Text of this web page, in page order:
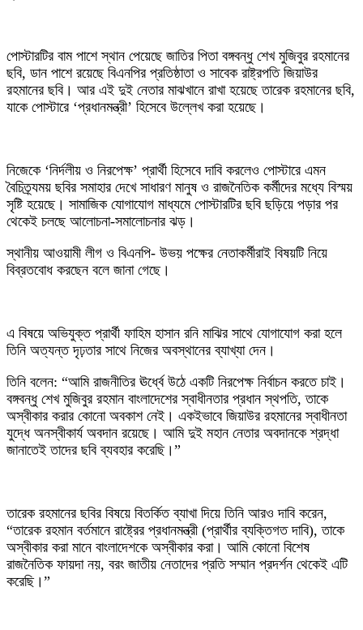
‎পোস্টারটির বাম পাশে স্থান পেয়েছে জাতির পিতা বঙ্গবন্ধু শেখ মুজিবুর রহমানের
ছবি, ডান পাশে রয়েছে বিএনপির প্রতিষ্ঠাতা ও সাবেক রাষ্ট্রপতি জিয়াউর
রহমানের ছবি। আর এই দুই নেতার মাঝখানে রাখা হয়েছে তারেক রহমানের ছবি,
যাকে পোস্টারে ‘প্রধানমন্ত্রী’ হিসেবে উল্লেখ করা হয়েছে।
‎নিজেকে ‘নির্দলীয় ও নিরপেক্ষ’ প্রার্থী হিসেবে দাবি করলেও পোস্টারে এমন
বৈচিত্র্যময় ছবির সমাহার দেখে সাধারণ মানুষ ও রাজনৈতিক কর্মীদের মধ্যে বিস্ময়
সৃষ্টি হয়েছে। সামাজিক যোগাযোগ মাধ্যমে পোস্টারটির ছবি ছড়িয়ে পড়ার পর
থেকেই চলছে আলোচনা-সমালোচনার ঝড়।
স্থানীয় আওয়ামী লীগ ও বিএনপি- উভয় পক্ষের নেতাকর্মীরাই বিষয়টি নিয়ে
বিব্রতবোধ করছেন বলে জানা গেছে।
‎এ বিষয়ে অভিযুক্ত প্রার্থী ফাহিম হাসান রনি মাঝির সাথে যোগাযোগ করা হলে
তিনি অত্যন্ত দৃঢ়তার সাথে নিজের অবস্থানের ব্যাখ্যা দেন।
তিনি বলেন: “আমি রাজনীতির ঊর্ধ্বে উঠে একটি নিরপেক্ষ নির্বাচন করতে চাই।
বঙ্গবন্ধু শেখ মুজিবুর রহমান বাংলাদেশের স্বাধীনতার প্রধান স্থপতি, তাকে
অস্বীকার করার কোনো অবকাশ নেই। একইভাবে জিয়াউর রহমানের স্বাধীনতা
যুদ্ধে অনস্বীকার্য অবদান রয়েছে। আমি দুই মহান নেতার অবদানকে শ্রদ্ধা
জানাতেই তাদের ছবি ব্যবহার করেছি।”
‎তারেক রহমানের ছবির বিষয়ে বিতর্কিত ব্যাখা দিয়ে তিনি আরও দাবি করেন,
“তারেক রহমান বর্তমানে রাষ্ট্রের প্রধানমন্ত্রী (প্রার্থীর ব্যক্তিগত দাবি), তাকে
অস্বীকার করা মানে বাংলাদেশকে অস্বীকার করা। আমি কোনো বিশেষ
রাজনৈতিক ফায়দা নয়, বরং জাতীয় নেতাদের প্রতি সম্মান প্রদর্শন থেকেই এটি
করেছি।”